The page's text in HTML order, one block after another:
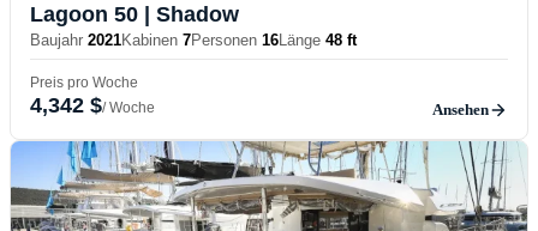
Lagoon 50 | Shadow
Baujahr 2021Kabinen 7Personen 16Länge 48 ft
Preis pro Woche
4,342 $/ Woche Ansehen